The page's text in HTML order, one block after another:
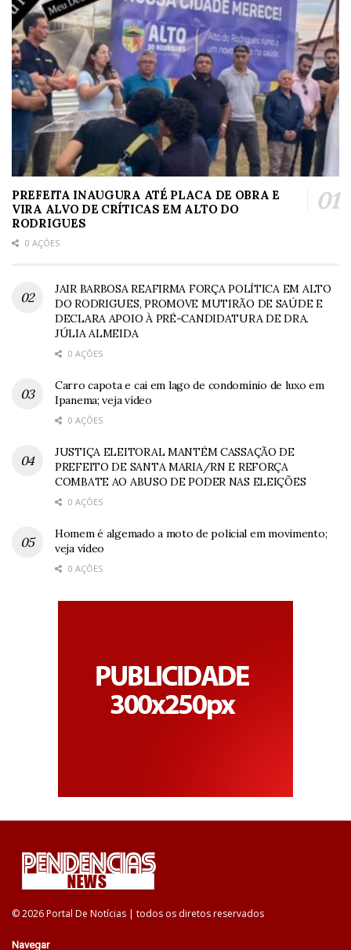
PREFEITA INAUGURA ATÉ PLACA DE OBRA E
VIRA ALVO DE CRÍTICAS EM ALTO DO
RODRIGUES
0 AÇÕES
JAIR BARBOSA REAFIRMA FORÇA POLÍTICA EM ALTO
DO RODRIGUES, PROMOVE MUTIRÃO DE SAÚDE E
DECLARA APOIO À PRÉ-CANDIDATURA DE DRA.
JÚLIA ALMEIDA
0 AÇÕES
Carro capota e cai em lago de condomínio de luxo em
Ipanema; veja vídeo
0 AÇÕES
JUSTIÇA ELEITORAL MANTÉM CASSAÇÃO DE
PREFEITO DE SANTA MARIA/RN E REFORÇA
COMBATE AO ABUSO DE PODER NAS ELEIÇÕES
0 AÇÕES
Homem é algemado a moto de policial em movimento;
veja vídeo
0 AÇÕES
© 2026 Portal De Notícias | todos os diretos reservados
Navegar